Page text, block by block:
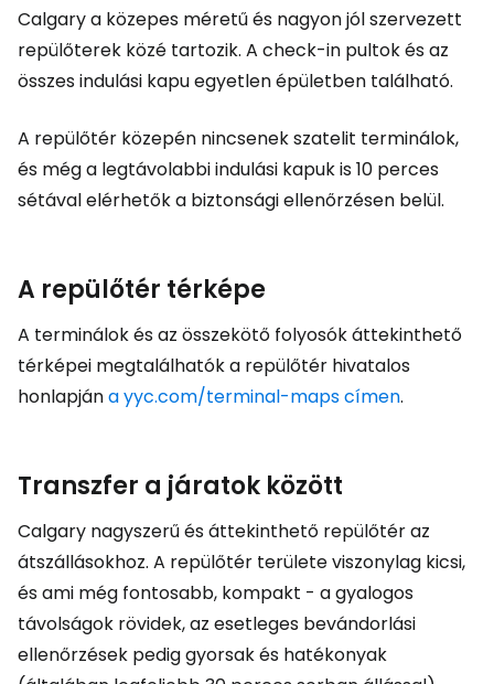
Calgary a közepes méretű és nagyon jól szervezett
repülőterek közé tartozik. A check-in pultok és az
összes indulási kapu egyetlen épületben található.
A repülőtér közepén nincsenek szatelit terminálok,
és még a legtávolabbi indulási kapuk is 10 perces
sétával elérhetők a biztonsági ellenőrzésen belül.
A repülőtér térképe
A terminálok és az összekötő folyosók áttekinthető
térképei megtalálhatók a repülőtér hivatalos
honlapjána yyc.com/terminal-maps címen.
Transzfer a járatok között
Calgary nagyszerű és áttekinthető repülőtér az
átszállásokhoz. A repülőtér területe viszonylag kicsi,
és ami még fontosabb, kompakt - a gyalogos
távolságok rövidek, az esetleges bevándorlási
ellenőrzések pedig gyorsak és hatékonyak